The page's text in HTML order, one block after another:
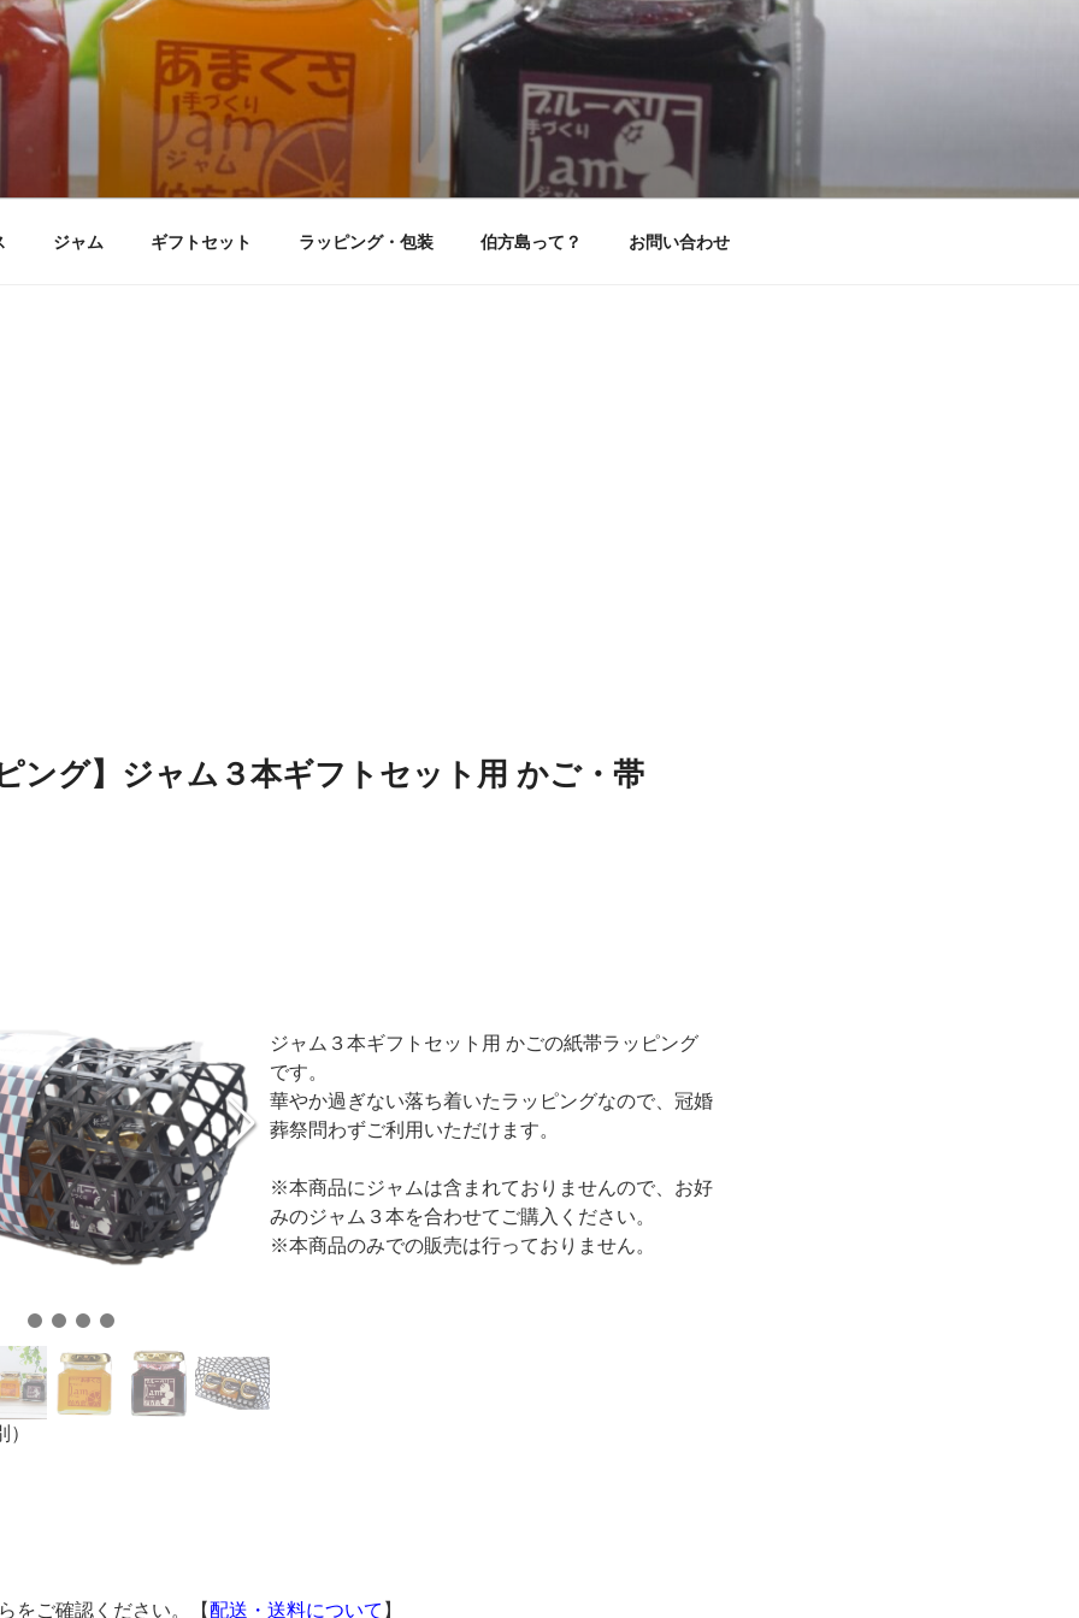
ジャム ギフトセット ラッピング・包装 伯方島って？ お問い合わせ
ング】ジャム３本ギフトセット用 かご・帯
ジャム３本ギフトセット用 かごの紙帯ラッピング
です。
華やか過ぎない落ち着いたラッピングなので、冠婚
葬祭問わずご利用いただけます。
※本商品にジャムは含まれておりませんので、お好
みのジャム３本を合わせてご購入ください。
※本商品のみでの販売は行っておりません。
をご確認ください。【配送・送料について 】